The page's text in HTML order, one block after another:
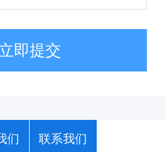
即提交
们 联系我们